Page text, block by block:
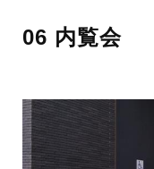
06 内覧会